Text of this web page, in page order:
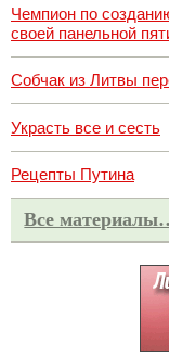
Чемпион по
своей панельной
Собчак из Литвы
Украсть все и сесть
Рецепты Путина
Все